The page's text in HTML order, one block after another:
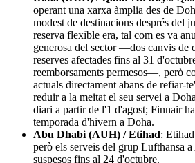
operant una xarxa àmplia des de
modest de destinacions després del
reserva flexible era, tal com es va
generosa del sector —dos canvis de
reserves afectades fins al 31
reemborsaments permesos—, però
actuals directament abans de refiar-
reduir a la meitat el seu servei a
diari a partir de l'1 d'agost; Finnair
temporada d'hivern a Doha.
Abu Dhabi (AUH) / Etihad:
però els serveis del grup Lufthansa
suspesos fins al 24 d'octubre.